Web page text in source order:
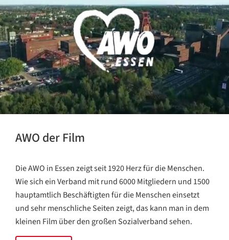
AWO der Film
Die AWO in Essen zeigt seit 1920 Herz für die Menschen.
Wie sich ein Verband mit rund 6000 Mitgliedern und 1500
hauptamtlich Beschäftigten für die Menschen einsetzt
und sehr menschliche Seiten zeigt, das kann man in dem
kleinen Film über den großen Sozialverband sehen.